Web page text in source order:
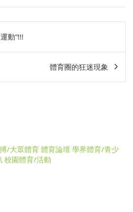
動”!!!
體育圈的狂迷現象
/大眾體育 體育論壇 學界體育/青少
校園體育/活動